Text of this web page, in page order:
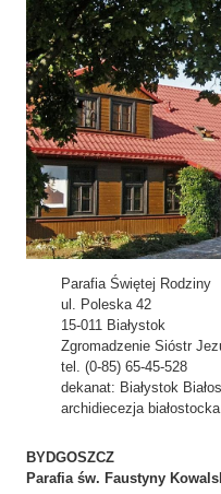
Parafia Świętej Rodziny
ul. Poleska 42
15-011 Białystok
Zgromadzenie Sióstr
tel. (0-85) 65-45-528
dekanat: Białystok
archidiecezja białostocka
BYDGOSZCZ
Parafia św. Faustyny